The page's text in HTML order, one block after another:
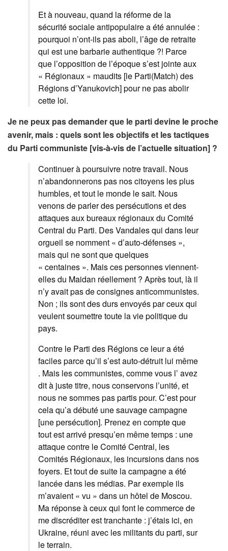
Et à nouveau, quand la réforme de la
sécurité sociale antipopulaire a été annulée :
pourquoi n’ont-ils pas aboli, l’âge de retraite
qui est une barbarie authentique ?! Parce
que l’opposition de l’époque s’est jointe aux
« Régionaux » maudits [le Parti(Match) des
Régions d’Yanukovich] pour ne pas abolir
cette loi.
Je ne peux pas demander que le parti devine le proche
avenir, mais : quels sont les objectifs et les tactiques
du Parti communiste [vis-à-vis de l’actuelle situation] ?
Continuer à poursuivre notre travail. Nous
n’abandonnerons pas nos citoyens les plus
humbles, et tout le monde le sait. Nous
venons de parler des persécutions et des
attaques aux bureaux régionaux du Comité
Central du Parti. Des Vandales qui dans leur
orgueil se nomment « d’auto-défenses »,
mais qui ne sont que quelques
« centaines ». Mais ces personnes viennent-
elles du Maidan réellement ? Après tout, là il
n’y avait pas de consignes anticommunistes.
Non ; ils sont des durs envoyés par ceux qui
veulent soumettre toute la vie politique du
pays.
Contre le Parti des Régions ce leur a été
faciles parce qu’il s’est auto-détruit lui même
. Mais les communistes, comme vous l’ avez
dit à juste titre, nous conservons l’unité, et
nous ne sommes pas partis pour. C’est pour
cela qu’a débuté une sauvage campagne
[une persécution]. Prenez en compte que
tout est arrivé presqu’en même temps : une
attaque contre le Comité Central, les
Comités Régionaux, les incursions dans nos
foyers. Et tout de suite la campagne a été
lancée dans les médias. Par exemple ils
m’avaient « vu » dans un hôtel de Moscou.
Ma réponse à ceux qui font le commerce de
me discréditer est tranchante : j’étais ici, en
Ukraine, réuni avec les militants du parti, sur
le terrain.